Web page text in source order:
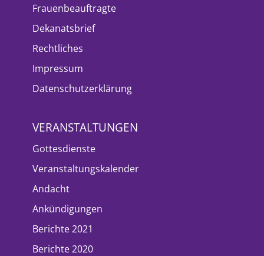
Frauenbeauftragte
Dekanatsbrief
Rechtliches
Impressum
Datenschutzerklärung
VERANSTALTUNGEN
Gottesdienste
Veranstaltungskalender
Andacht
Ankündigungen
Berichte 2021
Berichte 2020